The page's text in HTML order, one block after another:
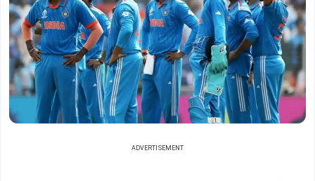
ADVERTISEMENT